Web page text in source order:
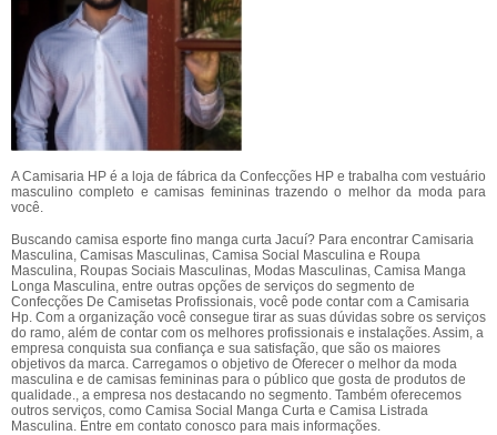
A Camisaria HP é a loja de fábrica da Confecções HP e trabalha com vestuário
masculino completo e camisas femininas trazendo o melhor da moda para
você.
Buscando camisa esporte fino manga curta Jacuí? Para encontrar Camisaria
Masculina, Camisas Masculinas, Camisa Social Masculina e Roupa
Masculina, Roupas Sociais Masculinas, Modas Masculinas, Camisa Manga
Longa Masculina, entre outras opções de serviços do segmento de
Confecções De Camisetas Profissionais, você pode contar com a Camisaria
Hp. Com a organização você consegue tirar as suas dúvidas sobre os serviços
do ramo, além de contar com os melhores profissionais e instalações. Assim, a
empresa conquista sua confiança e sua satisfação, que são os maiores
objetivos da marca. Carregamos o objetivo de Oferecer o melhor da moda
masculina e de camisas femininas para o público que gosta de produtos de
qualidade., a empresa nos destacando no segmento. Também oferecemos
outros serviços, como Camisa Social Manga Curta e Camisa Listrada
Masculina. Entre em contato conosco para mais informações.